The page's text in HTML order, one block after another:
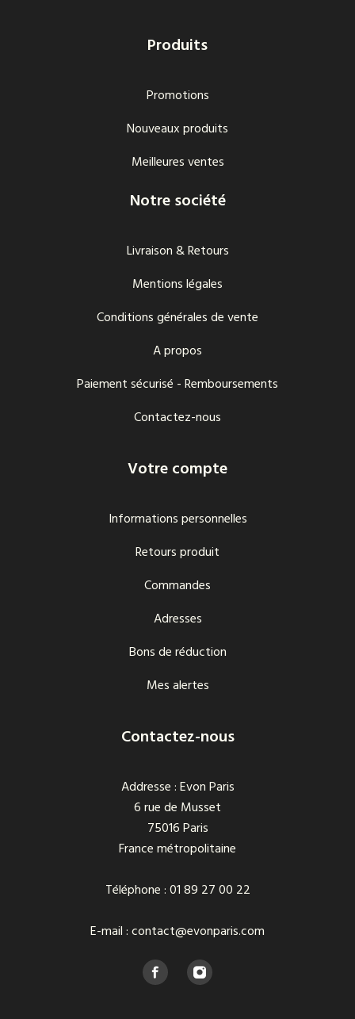
Produits
Promotions
Nouveaux produits
Meilleures ventes
Notre société
Livraison & Retours
Mentions légales
Conditions générales de vente
A propos
Paiement sécurisé - Remboursements
Contactez-nous
Votre compte
Informations personnelles
Retours produit
Commandes
Adresses
Bons de réduction
Mes alertes
Contactez-nous
Addresse : Evon Paris
6 rue de Musset
75016 Paris
France métropolitaine
Téléphone : 01 89 27 00 22
E-mail : contact@evonparis.com